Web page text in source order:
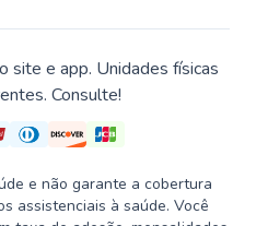
site e app. Unidades físicas
Consulte!
e não garante a cobertura
assistenciais à saúde. Você